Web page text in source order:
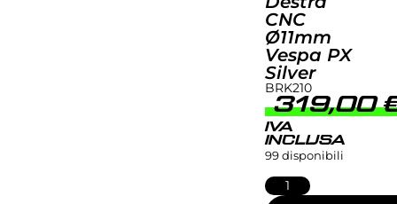
CNC
Ø11mm
Vespa PX
Silver
BRK210
319,00
IVA
INCLUSA
99 disponibili